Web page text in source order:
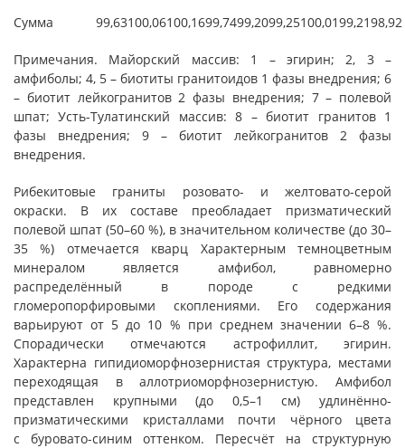
Сумма 99,63100,06100,1699,7499,2099,25100,0199,2198,92
Примечания. Майорский массив: 1 – эгирин; 2, 3 –
амфиболы; 4, 5 – биотиты гранитоидов 1 фазы внедрения; 6
– биотит лейкогранитов 2 фазы внедрения; 7 – полевой
шпат; Усть-Тулатинский массив: 8 – биотит гранитов 1
фазы внедрения; 9 – биотит лейкогранитов 2 фазы
внедрения.
Рибекитовые граниты розовато- и желтовато-серой
окраски. В их составе преобладает призматический
полевой шпат (50–60 %), в значительном количестве (до 30–
35 %) отмечается кварц Характерным темноцветным
минералом является амфибол, равномерно
распределённый в породе с редкими
гломеропорфировыми скоплениями. Его содержания
варьируют от 5 до 10 % при среднем значении 6–8 %.
Спорадически отмечаются астрофиллит, эгирин.
Характерна гипидиоморфнозернистая структура, местами
переходящая в аллотриоморфнозернистую. Амфибол
представлен крупными (до 0,5–1 см) удлинённо-
призматическими кристаллами почти чёрного цвета
с буровато-синим оттенком. Пересчёт на структурную